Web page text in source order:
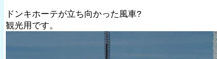
ドンキホーテが立ち向かった風車?
観光用です。